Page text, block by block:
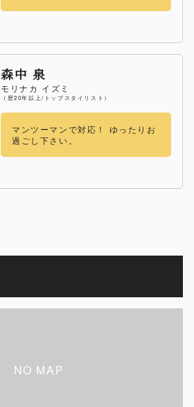
森中 泉
モリナカ イズミ
（歴20年以上/トップスタイリスト）
マンツーマンで対応！ ゆったりお
過ごし下さい。